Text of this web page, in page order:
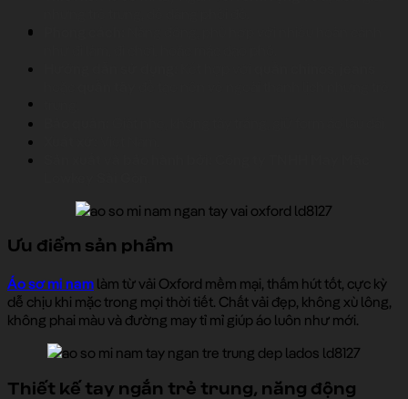
Ưu điểm sản phẩm
Áo sơ mi nam làm từ vải Oxford mềm mại, thấm hút tốt, cực kỳ
dễ chịu khi mặc trong mọi thời tiết. Chất vải đẹp, không xù lông,
không phai màu và đường may tỉ mỉ giúp áo luôn như mới.
Thiết kế tay ngắn trẻ trung, năng động